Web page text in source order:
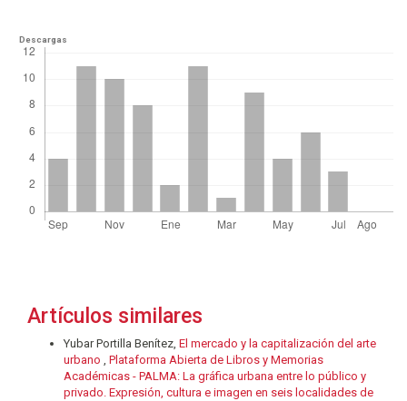
Descargas
Artículos similares
Yubar Portilla Benítez, El mercado y la capitalización del arte
urbano , Plataforma Abierta de Libros y Memorias
Académicas - PALMA: La gráfica urbana entre lo público y
privado. Expresión, cultura e imagen en seis localidades de